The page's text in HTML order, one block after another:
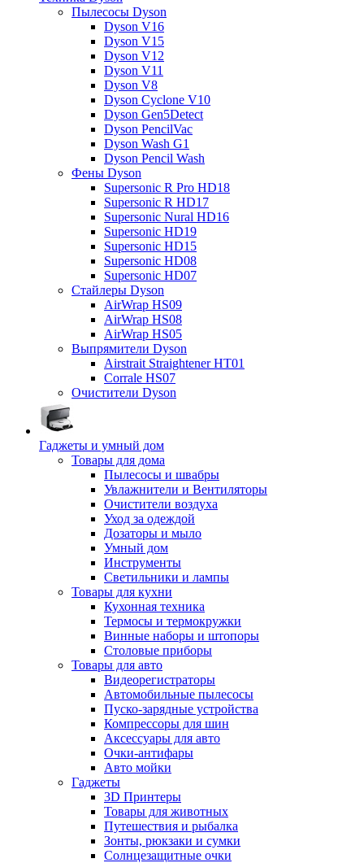
Пылесосы Dyson
Dyson V16
Dyson V15
Dyson V12
Dyson V11
Dyson V8
Dyson Cyclone V10
Dyson Gen5Detect
Dyson PencilVac
Dyson Wash G1
Dyson Pencil Wash
Фены Dyson
Supersonic R Pro HD18
Supersonic R HD17
Supersonic Nural HD16
Supersonic HD19
Supersonic HD15
Supersonic HD08
Supersonic HD07
Стайлеры Dyson
AirWrap HS09
AirWrap HS08
AirWrap HS05
Выпрямители Dyson
Airstrait Straightener HT01
Corrale HS07
Очистители Dyson
Гаджеты и умный дом
Товары для дома
Пылесосы и швабры
Увлажнители и Вентиляторы
Очистители воздуха
Уход за одеждой
Дозаторы и мыло
Умный дом
Инструменты
Светильники и лампы
Товары для кухни
Кухонная техника
Термосы и термокружки
Винные наборы и штопоры
Столовые приборы
Товары для авто
Видеорегистраторы
Автомобильные пылесосы
Пуско-зарядные устройства
Компрессоры для шин
Аксессуары для авто
Очки-антифары
Авто мойки
Гаджеты
3D Принтеры
Товары для животных
Путешествия и рыбалка
Зонты, рюкзаки и сумки
Солнцезащитные очки